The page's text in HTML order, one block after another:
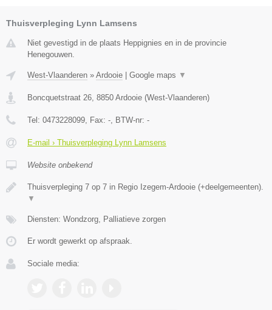
Thuisverpleging Lynn Lamsens
Niet gevestigd in de plaats Heppignies en in de provincie
Henegouwen.
West-Vlaanderen » Ardooie Google maps ▼
Boncquetstraat 26, 8850 Ardooie (West-Vlaanderen)
Tel: 0473228099, Fax: -, BTW-nr: -
E-mail › Thuisverpleging Lynn Lamsens
Website onbekend
Thuisverpleging 7 op 7 in Regio Izegem-Ardooie (+deelgemeenten).
▼
Diensten: Wondzorg, Palliatieve zorgen
Er wordt gewerkt op afspraak.
Sociale media: